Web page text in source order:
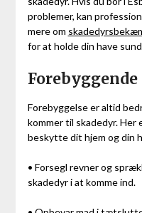
problemer, kan
mere om
for at holde din have
Forebyggelse er altid
kommer til skadedyr. Her
beskytte dit hjem og din
• Forsegl revner og
skadedyr i at komme ind.